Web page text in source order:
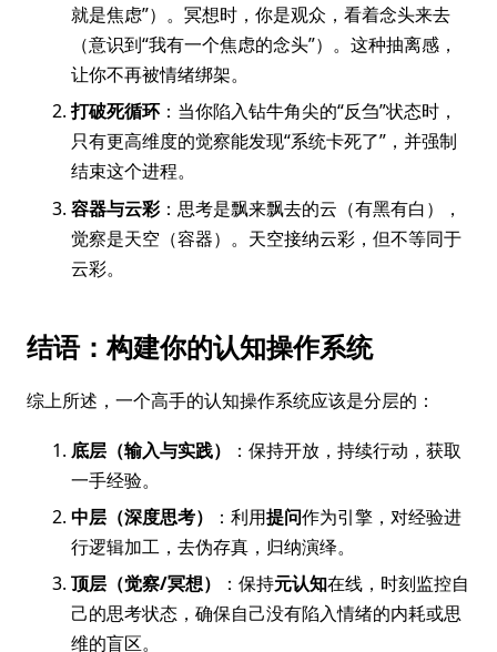
就是焦虑”）。冥想时，你是观众，看着念头来去
（意识到“我有一个焦虑的念头”）。这种抽离感，
让你不再被情绪绑架。
打破死循环：当你陷入钻牛角尖的“反刍”状态时，
只有更高维度的觉察能发现“系统卡死了”，并强制
结束这个进程。
容器与云彩：思考是飘来飘去的云（有黑有白），
觉察是天空（容器）。天空接纳云彩，但不等同于
云彩。
结语：构建你的认知操作系统
综上所述，一个高手的认知操作系统应该是分层的：
底层（输入与实践）
：保持开放，持续行动，获取
一手经验。
中层（深度思考）
：利用提问作为引擎，对经验进
行逻辑加工，去伪存真，归纳演绎。
顶层（觉察/冥想）
：保持元认知在线，时刻监控自
己的思考状态，确保自己没有陷入情绪的内耗或思
维的盲区。